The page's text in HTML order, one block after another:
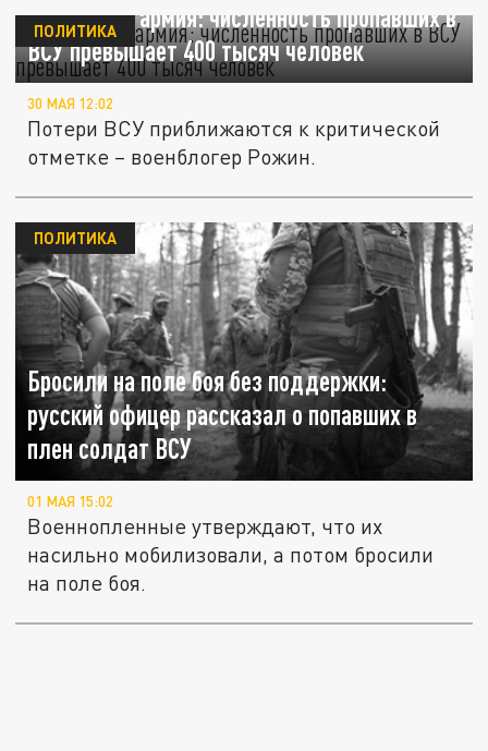
Фантомная армия: численность пропавших в
ВСУ превышает 400 тысяч человек
ПОЛИТИКА
30 МАЯ 12:02
Потери ВСУ приближаются к критической
отметке – военблогер Рожин.
Бросили на поле боя без поддержки:
русский офицер рассказал о попавших в
плен солдат ВСУ
ПОЛИТИКА
01 МАЯ 15:02
Военнопленные утверждают, что их
насильно мобилизовали, а потом бросили
на поле боя.